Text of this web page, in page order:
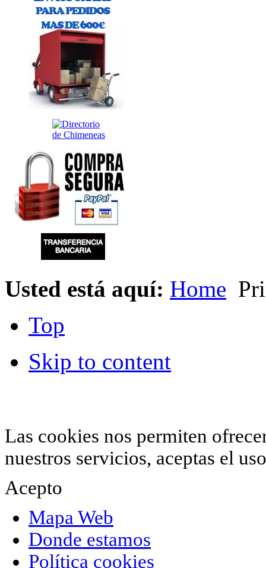
Usted está aquí: Home
Top
Skip to content
Las cookies nos permiten
nuestros servicios, aceptas el
Acepto
Mapa Web
Donde estamos
Política cookies